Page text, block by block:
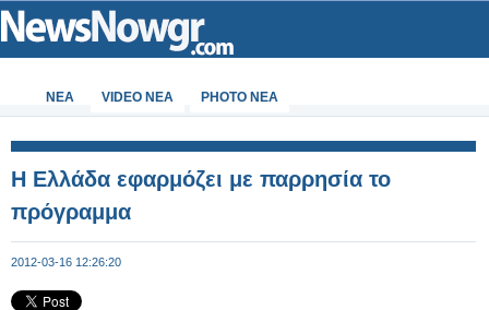
ΝΕΑ VIDEO NEA PHOTO NEA
Η Ελλάδα εφαρμόζει με παρρησία το
πρόγραμμα
2012-03-16 12:26:20